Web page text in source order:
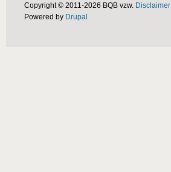
Copyright © 2011-2026 BQB vzw. Disclaimer
Powered by Drupal